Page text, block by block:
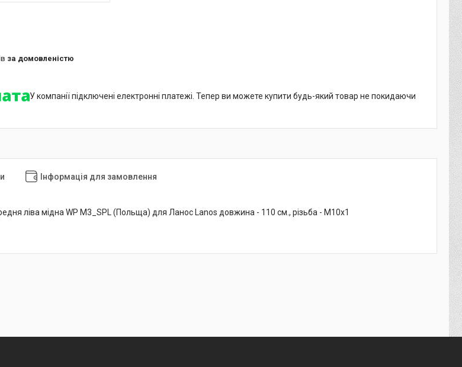
за домовленістю
У компанії підключені електронні платежі. Тепер ви можете купити будь-який товар не покидаючи
Інформація для замовлення
ліва мідна WP M3_SPL (Польща) для Ланос Lanos довжина - 110 см., різьба - М10х1